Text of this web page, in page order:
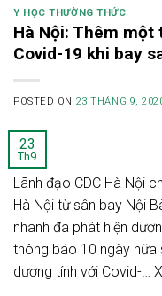
Y HỌC THƯỜNG THỨC
Hà Nội: Thêm
Covid-19 khi bay
POSTED ON 23 THÁNG 9,
23
Th9
Lãnh đạo CDC Hà Nội
Hà Nội từ sân bay Nội
nhanh đã phát hiện
thông báo 10 ngày
dương tính với Covid-…